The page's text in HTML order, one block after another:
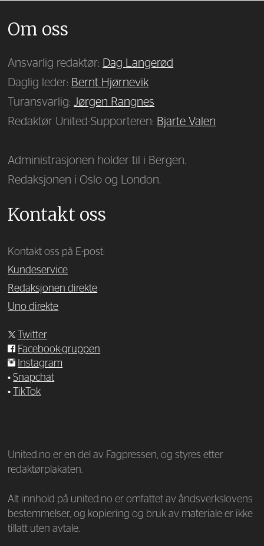
Om oss
Ansvarlig redaktør: Dag Langerød
Daglig leder: Bernt Hjørnevik
Turansvarlig:Jørgen Rangnes
Redaktør United-Supporteren: Bjarte Valen
Administrasjonen holder til i Bergen.
Redaksjonen i Oslo og London.
Kontakt oss
Kontakt oss på E-post:
Kundeservice
Redaksjonen direkte
Uno direkte
Twitter
Facebook-gruppen
Instagram
•Snapchat
•
TikTok
United.no er en del av Fagpressen, og styres etter
redaktørplakaten.
Alt innhold på united.no er omfattet av åndsverkslovens
bestemmelser, og kopiering og bruk av materiale er ikke
tillatt uten avtale.